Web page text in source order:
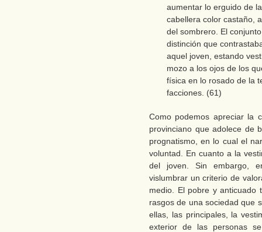
aumentar lo erguido de
cabellera color castaño,
del sombrero. El
distinción que
aquel joven, estando
mozo a los ojos de los
física en lo rosado de la
facciones. (61)
Como podemos apreciar la
provinciano que adolece de
prognatismo, en lo cual el
voluntad. En cuanto a la
del joven. Sin embargo,
vislumbrar un criterio de
medio. El pobre y anticuado
rasgos de una sociedad que
ellas, las principales, la
exterior de las personas